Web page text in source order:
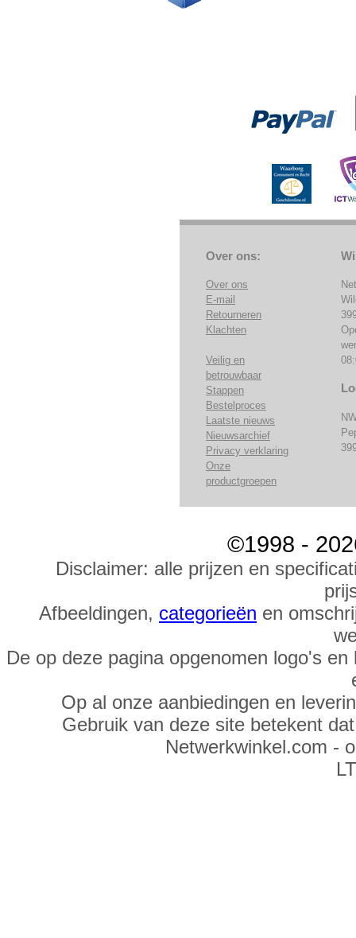
Over ons:
Over ons
E-mail
Retourneren
Klachten
Veilig en
betrouwbaar
Stappen
Bestelproces
Laatste nieuws
Nieuwsarchief
Privacy verklaring
Onze
productgroepen
©1998 -
Disclaimer: alle prijzen en
Afbeeldingen, categorieën en
De op deze pagina opgenomen logo's
Op al onze aanbiedingen en
Gebruik van deze site betekent
Netwerkwinkel.com -